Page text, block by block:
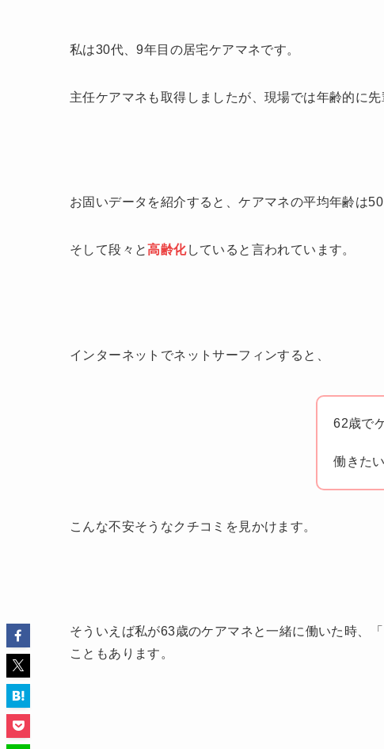
私は30代、9年目の居宅ケアマネです。
主任ケアマネも取得しましたが、現場では年齢的に先
お固いデータを紹介すると、ケアマネの平均年齢は
そして段々と高齢化していると言われています。
インターネットでネットサーフィンすると、
62歳で
働きた
こんな不安そうなクチコミを見かけます。
そういえば私が63歳のケアマネと一緒に働いた時、
こともあります。